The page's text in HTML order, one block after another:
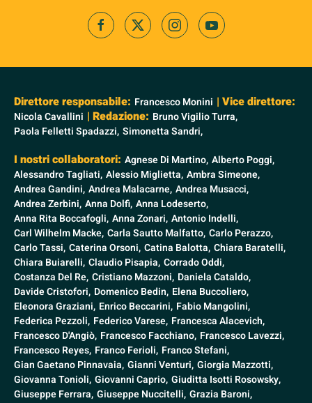
Direttore responsabile: Francesco Monini | Vice direttore:
Nicola Cavallini | Redazione: Bruno Vigilio Turra,
Paola Felletti Spadazzi, Simonetta Sandri,
I nostri collaboratori: Agnese Di Martino, Alberto Poggi,
Alessandro Tagliati, Alessio Miglietta, Ambra Simeone,
Andrea Gandini, Andrea Malacarne, Andrea Musacci,
Andrea Zerbini, Anna Dolfi, Anna Lodeserto,
Anna Rita Boccafogli, Anna Zonari, Antonio Indelli,
Carl Wilhelm Macke, Carla Sautto Malfatto, Carlo Perazzo,
Carlo Tassi, Caterina Orsoni, Catina Balotta, Chiara Baratelli,
Chiara Buiarelli, Claudio Pisapia, Corrado Oddi,
Costanza Del Re, Cristiano Mazzoni, Daniela Cataldo,
Davide Cristofori, Domenico Bedin, Elena Buccoliero,
Eleonora Graziani, Enrico Beccarini, Fabio Mangolini,
Federica Pezzoli, Federico Varese, Francesca Alacevich,
Francesco D'Angiò, Francesco Facchiano, Francesco Lavezzi,
Francesco Reyes, Franco Ferioli, Franco Stefani,
Gian Gaetano Pinnavaia, Gianni Venturi, Giorgia Mazzotti,
Giovanna Tonioli, Giovanni Caprio, Giuditta Isotti Rosowsky,
Giuseppe Ferrara, Giuseppe Nuccitelli, Grazia Baroni,